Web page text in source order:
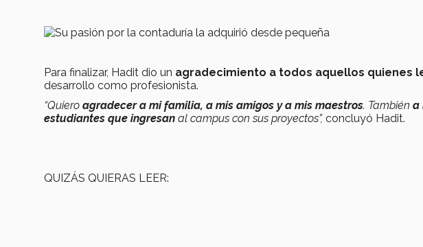
Para finalizar, Hadit dio un agradecimiento a todos aquellos quienes
desarrollo como profesionista.
“Quiero agradecer a mi familia, a mis amigos y a mis maestros. También a
estudiantes que ingresan al campus con sus proyectos”, concluyó Hadit.
QUIZÁS QUIERAS LEER: